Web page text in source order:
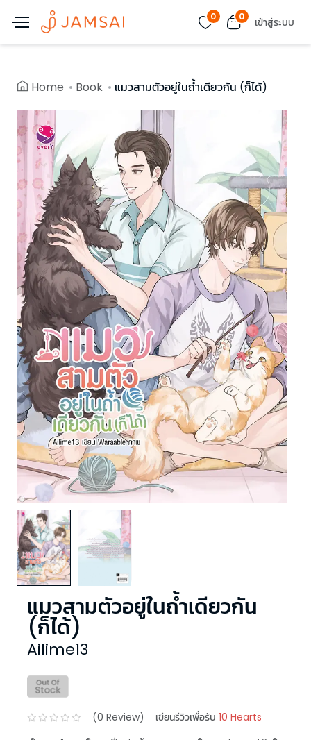
0 0 เข้าสู่ระบบ
Home Book แมวสามตัวอยู่ในถ้ำเดียวกัน (ก็ได้)
แมวสามตัวอยู่ในถ้ำเดียวกัน
(ก็ได้)
Ailime13
(0 Review) เขียนรีวิวเพื่อรับ 10 Hearts